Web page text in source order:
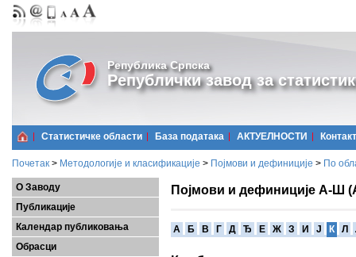
Република Српска
Републички завод за
Статистичке области Базa података АКТУЕЛНОСТИ Контакт
Почетак > Методологије и класификације > Појмови и дефиниције > По
О Заводу
Публикације
Календар публиковања
Обрасци
Појмови и дефиниције А-Ш
A Б В Г Д Ђ Е Ж З И Ј К Л